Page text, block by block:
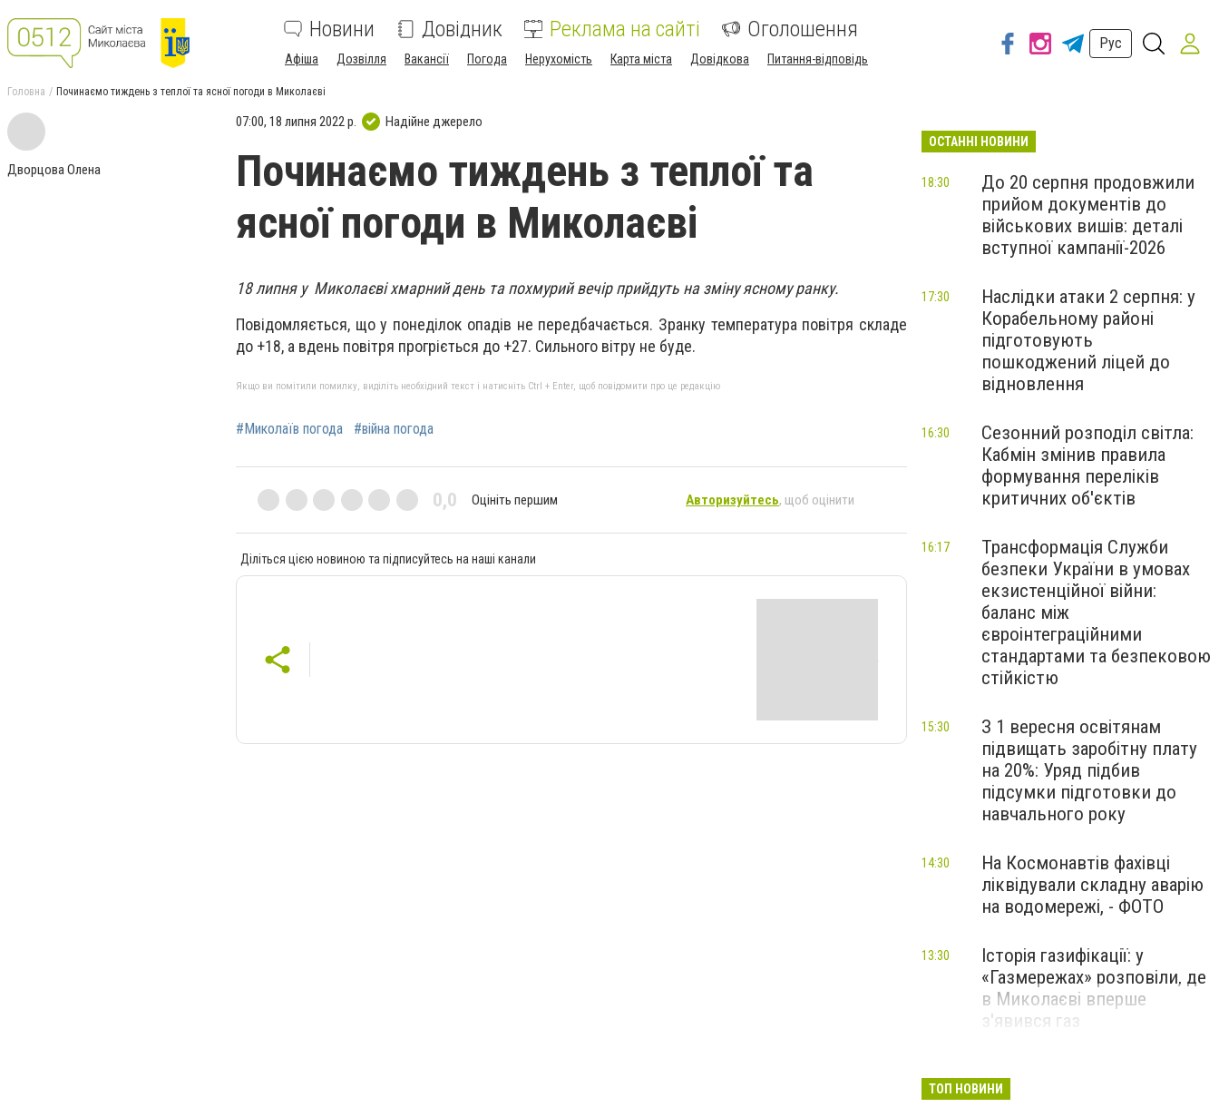
Новини Довідник Реклама на сайті Оголошення
Афіша Дозвілля Вакансії Погода Нерухомість Карта міста Довідкова Питання-відповідь
Рус
Головна Починаємо тиждень з теплої та ясної погоди в Миколаєві
Дворцова Олена
07:00, 18 липня 2022 р. Надійне джерело
Починаємо тиждень з теплої та
ясної погоди в Миколаєві
18 липня у Миколаєві хмарний день та похмурий вечір прийдуть на зміну ясному ранку.
Повідомляється, що у понеділок опадів не передбачається. Зранку температура повітря складе
до +18, а вдень повітря прогріється до +27. Сильного вітру не буде.
Якщо ви помітили помилку, виділіть необхідний текст і натисніть Ctrl + Enter, щоб повідомити про це редакцію
#Миколаїв погода #війна погода
0,0 Оцініть першим Авторизуйтесь, щоб оцінити
Діліться цією новиною та підписуйтесь на наші канали
ОСТАННІ НОВИНИ
До 20 серпня продовжили
прийом документів до
військових вишів: деталі
вступної кампанії-2026
18:30
Наслідки атаки 2 серпня: у
Корабельному районі
підготовують
пошкоджений ліцей до
відновлення
17:30
Сезонний розподіл світла:
Кабмін змінив правила
формування переліків
критичних об'єктів
16:30
Трансформація Служби
безпеки України в умовах
екзистенційної війни:
баланс між
євроінтеграційними
стандартами та безпековою
стійкістю
16:17
З 1 вересня освітянам
підвищать заробітну плату
на 20%: Уряд підбив
підсумки підготовки до
навчального року
15:30
На Космонавтів фахівці
ліквідували складну аварію
на водомережі, - ФОТО
14:30
Історія газифікації: у
«Газмережах» розповіли, де
в Миколаєві вперше
з'явився газ
13:30
Миколаєві 2026: шукаємо
ТОП НОВИНИ